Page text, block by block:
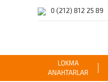
0 (212) 812 25 89
LOKMA
ANAHTARLAR